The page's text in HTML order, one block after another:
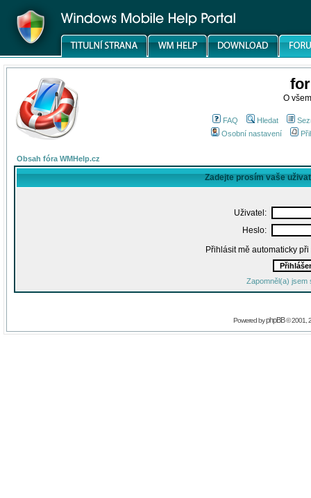
O
FAQ Hledat
Osobní nastavení
Obsah fóra WMHelp.cz
Zadejte prosím vaše
Uživatel:
Heslo:
Přihlásit mě automaticky
Zapomněl(a) jsem
Powered byphpBB© 2001,